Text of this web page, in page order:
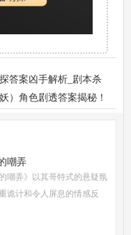
答案凶手解析_剧本杀
）角色剧透答案揭秘！
嘲弄
嘲弄》以其哥特式的悬疑氛
诡计和令人屏息的情感反
线索流程梳理、角色任务解